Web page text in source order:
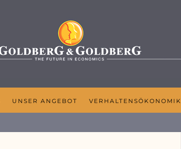
UNSER ANGEBOT VERHALTENSÖKONOMIK